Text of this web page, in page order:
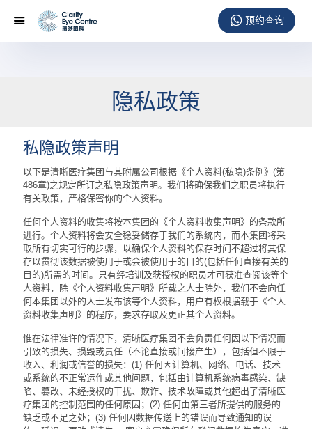
隐私政策
私隐政策声明
以下是清晰医疗集团与其附属公司根据《个人资料(私隐)条例》(第
486章)之规定所订之私隐政策声明。我们将确保我们之职员将执行
有关政策，严格保密你的个人资料。
任何个人资料的收集将按本集团的《个人资料收集声明》的条款所
进行。个人资料将会安全稳妥储存于我们的系统内，而本集团将采
取所有切实可行的步骤，以确保个人资料的保存时间不超过将其保
存以贯彻该数据被使用于或会被使用于的目的(包括任何直接有关的
目的)所需的时间。只有经培训及获授权的职员才可获准查阅该等个
人资料，除《个人资料收集声明》所载之人士除外，我们不会向任
何本集团以外的人士发布该等个人资料，用户有权根据载于《个人
资料收集声明》的程序，要求存取及更正其个人资料。
惟在法律准许的情况下，清晰医疗集团不会负责任何因以下情况而
引致的损失、损毁或责任（不论直接或间接产生），包括但不限于
收入、利润或信誉的损失：(1) 任何因计算机、网络、电话、技术
或系统的不正常运作或其他问题，包括由计算机系统病毒感染、缺
陷、篡改、未经授权的干扰、欺诈、技术故障或其他超出了清晰医
疗集团的控制范围的任何原因；(2) 任何由第三者所提供的服务的
缺乏或不足之处；(3) 任何因数据传送上的错误而导致通知的误